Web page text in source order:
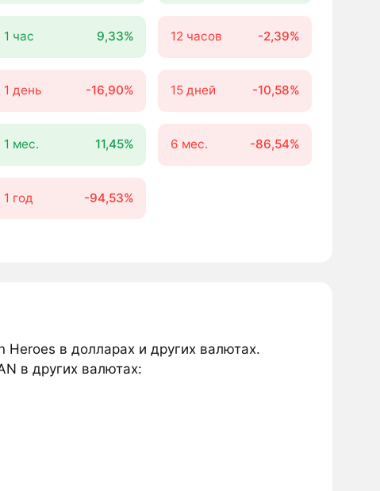
1 час 9,33% 12 часов -2,39%
1 день -16,90% 15 дней -10,58%
1 мес. 11,45% 6 мес. -86,54%
1 год -94,53%
Heroes в долларах и других валютах.
в других валютах: